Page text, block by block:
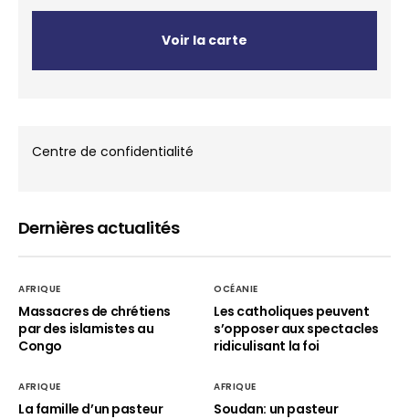
Voir la carte
Centre de confidentialité
Dernières actualités
AFRIQUE
Massacres de chrétiens
par des islamistes au
Congo
OCÉANIE
Les catholiques peuvent
s’opposer aux spectacles
ridiculisant la foi
AFRIQUE
La famille d’un pasteur
AFRIQUE
Soudan: un pasteur